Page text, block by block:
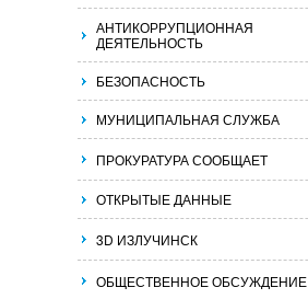
АНТИКОРРУПЦИОННАЯ
ДЕЯТЕЛЬНОСТЬ
БЕЗОПАСНОСТЬ
МУНИЦИПАЛЬНАЯ СЛУЖБА
ПРОКУРАТУРА СООБЩАЕТ
ОТКРЫТЫЕ ДАННЫЕ
3D ИЗЛУЧИНСК
ОБЩЕСТВЕННОЕ ОБСУЖДЕНИЕ